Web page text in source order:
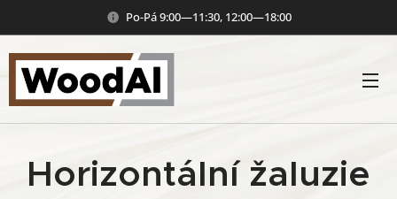
Po-Pá 9:00—11:30, 12:00—18:00
Horizontální žaluzie